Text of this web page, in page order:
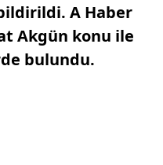
A Haber
Akgün konu ile
bulundu.